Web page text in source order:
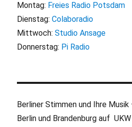
Montag: Freies Radio Potsdam
Dienstag:Colaboradio
Mittwoch:Studio Ansage
Donnerstag: Pi Radio
Berliner Stimmen und Ihre Musik
Berlin und Brandenburg auf